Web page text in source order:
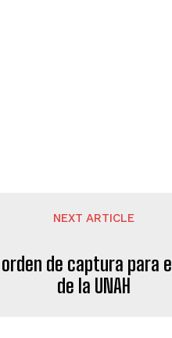
NEXT ARTICLE
de captura para
de la UNAH